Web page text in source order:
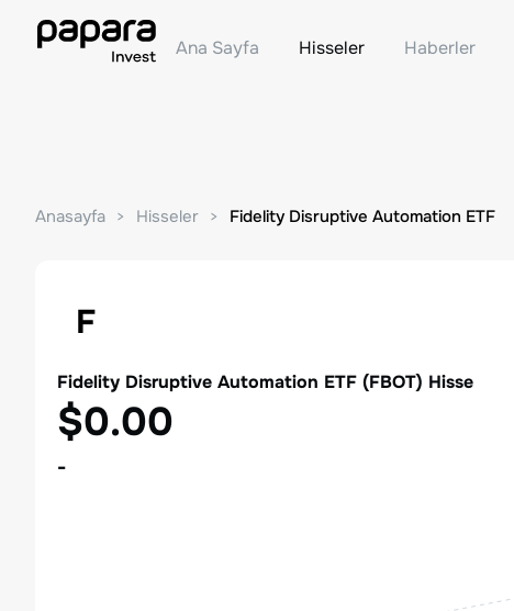
Ana Sayfa Hisseler Haberler
Anasayfa Hisseler Fidelity Disruptive Automation ETF
F
Fidelity Disruptive Automation ETF (FBOT) Hisse
$0.00
-